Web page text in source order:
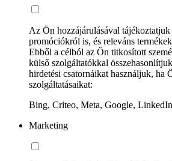
Az Ön hozzájárulásával
promóciókról is, és releváns
Ebből a célból az Ön titkosított
külső szolgáltatókkal
hirdetési csatornáikat használjuk, ha
szolgáltatásaikat:
Bing, Criteo, Meta, Google,
Marketing